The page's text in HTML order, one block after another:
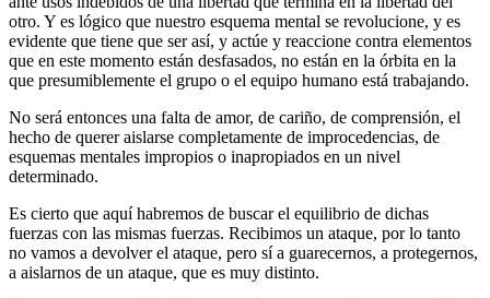
otro. Y es lógico que nuestro esquema mental se revolucione, y es
evidente que tiene que ser así, y actúe y reaccione contra elementos
que en este momento están desfasados, no están en la órbita en la
que presumiblemente el grupo o el equipo humano está trabajando.
No será entonces una falta de amor, de cariño, de comprensión, el
hecho de querer aislarse completamente de improcedencias, de
esquemas mentales impropios o inapropiados en un nivel
determinado.
Es cierto que aquí habremos de buscar el equilibrio de dichas
fuerzas con las mismas fuerzas. Recibimos un ataque, por lo tanto
no vamos a devolver el ataque, pero sí a guarecernos, a protegernos,
a aislarnos de un ataque, que es muy distinto.